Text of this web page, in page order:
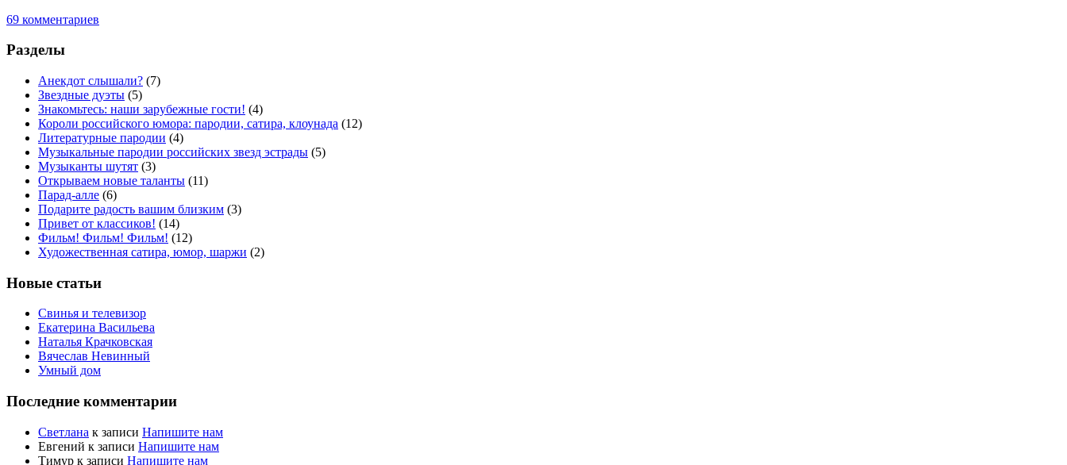
69 комментариев
Разделы
Анекдот слышали? (7)
Звездные дуэты (5)
Знакомьтесь: наши зарубежные гости! (4)
Короли российского юмора: пародии, сатира, клоунада (12)
Литературные пародии (4)
Музыкальные пародии российских звезд эстрады (5)
Музыканты шутят (3)
Открываем новые таланты (11)
Парад-алле (6)
Подарите радость вашим близким (3)
Привет от классиков! (14)
Фильм! Фильм! Фильм! (12)
Художественная сатира, юмор, шаржи (2)
Новые статьи
Свинья и телевизор
Екатерина Васильева
Наталья Крачковская
Вячеслав Невинный
Умный дом
Последние комментарии
Светлана к записи Напишите нам
Евгений к записи Напишите нам
Тимур к записи Напишите нам